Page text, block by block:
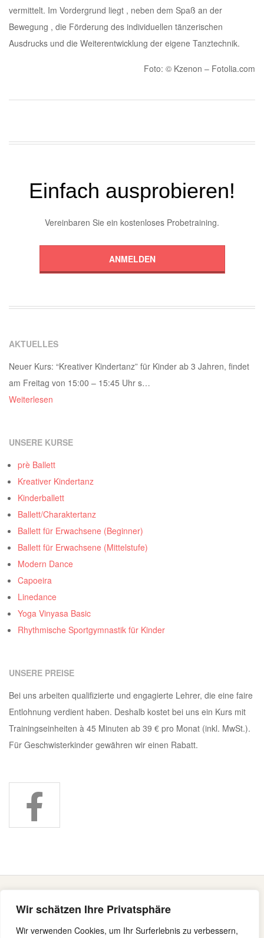
Wir schätzen Ihre Privatsphäre
Wir verwenden Cookies, um Ihr Surferlebnis zu verbessern,
vermittelt. Im Vordergrund liegt , neben dem Spaß an der
Bewegung , die Förderung des individuellen tänzerischen
Ausdrucks und die Weiterentwicklung der eigene Tanztechnik.
Foto: © Kzenon – Fotolia.com
11
Einfach ausprobieren!
Vereinbaren Sie ein kostenloses Probetraining.
ANMELDEN
AKTUELLES
Neuer Kurs: “Kreativer Kindertanz” für Kinder ab 3 Jahren, findet
am Freitag von 15:00 – 15:45 Uhr s…
Weiterlesen
UNSERE KURSE
prè Ballett
Kreativer Kindertanz
Kinderballett
Ballett/Charaktertanz
Ballett für Erwachsene (Beginner)
Ballett für Erwachsene (Mittelstufe)
Modern Dance
Capoeira
Linedance
Yoga Vinyasa Basic
Rhythmische Sportgymnastik für Kinder
UNSERE PREISE
Bei uns arbeiten qualifizierte und engagierte Lehrer, die eine faire
Entlohnung verdient haben. Deshalb kostet bei uns ein Kurs mit
Trainingseinheiten à 45 Minuten ab 39 € pro Monat (inkl. MwSt.).
Für Geschwisterkinder gewähren wir einen Rabatt.
Ballettunterricht findet bei uns ganz klassisch mit